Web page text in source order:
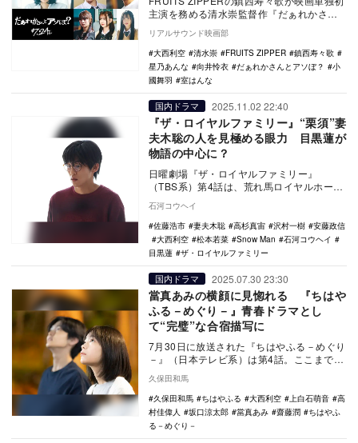
主演を務める清水崇監督作『だぁれかさん
とアソぼ？』が、7月24日に全国公開され…
リアルサウンド映画部
大西利空
清水崇 FRUITS ZIPPER
鎮西寿々歌
星乃あんな
向井怜衣 だぁれかさんとアソぼ？
小
國舞羽
室はんな
国内ドラマ 2025.11.02 22:40
『ザ・ロイヤルファミリー』“栗須”妻
夫木聡の人を見極める眼力 目黒蓮が
物語の中心に？
日曜劇場『ザ・ロイヤルファミリー』
（TBS系）第4話は、荒れ馬ロイヤルホープ
（高杉真宙）を…
石河コウヘイ
佐藤浩市
妻夫木聡 高杉真宙 沢村一樹
安藤政信
大西利空
松本若菜 Snow Man
石河コウヘイ
目黒蓮
ザ・ロイヤルファミリー
国内ドラマ 2025.07.30 23:30
當真あみの横顔に見惚れる 『ちはや
ふる－めぐり－』青春ドラマとし
て“完璧”な合宿描写に
7月30日に放送された『ちはやふる－めぐり
－』（日本テレビ系）は第4話。ここまでの
め、“机くん…
久保田和馬
久保田和馬
ちはやふる 大西利空 上白石萌音
高
村佳偉人
坂口涼太郎 當真あみ 齋藤潤
ちはやふ
る－めぐり－